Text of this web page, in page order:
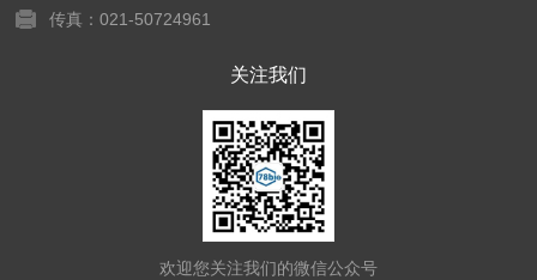
传真：021-50724961
关注我们
欢迎您关注我们的微信公众号